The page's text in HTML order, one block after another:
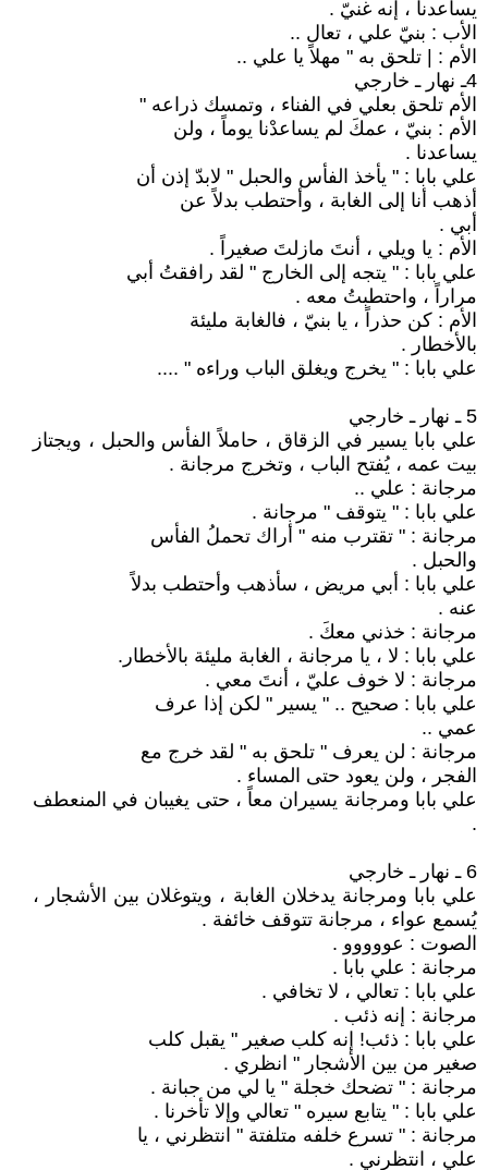
يساعدنا ، إنه غنيّ .
الأب : بنيّ علي ، تعال ..
الأم : | تلحق به " مهلاً يا علي ..
4ـ نهار ـ خارجي
الأم تلحق بعلي في الفناء ، وتمسك ذراعه "
الأم : بنيّ ، عمكَ لم يساعدْنا يوماً ، ولن
يساعدنا .
علي بابا : " يأخذ الفأس والحبل " لابدّ إذن أن
أذهب أنا إلى الغابة ، وأحتطب بدلاً عن
أبي .
الأم : يا ويلي ، أنتَ مازلتَ صغيراً .
علي بابا : " يتجه إلى الخارج " لقد رافقتُ أبي
مراراً ، واحتطبتُ معه .
الأم : كن حذراً ، يا بنيّ ، فالغابة مليئة
بالأخطار .
علي بابا : " يخرج ويغلق الباب وراءه " ....
5 ـ نهار ـ خارجي
علي بابا يسير في الزقاق ، حاملاً الفأس والحبل ، ويجتاز
بيت عمه ، يُفتح الباب ، وتخرج مرجانة .
مرجانة : علي ..
علي بابا : " يتوقف " مرجانة .
مرجانة : " تقترب منه " أراك تحملُ الفأس
والحبل .
علي بابا : أبي مريض ، سأذهب وأحتطب بدلاً
عنه .
مرجانة : خذني معكَ .
علي بابا : لا ، يا مرجانة ، الغابة مليئة بالأخطار.
مرجانة : لا خوف عليّ ، أنتَ معي .
علي بابا : صحيح .. " يسير " لكن إذا عرف
عمي ..
مرجانة : لن يعرف " تلحق به " لقد خرج مع
الفجر ، ولن يعود حتى المساء .
علي بابا ومرجانة يسيران معاً ، حتى يغيبان في المنعطف
.
6 ـ نهار ـ خارجي
علي بابا ومرجانة يدخلان الغابة ، ويتوغلان بين الأشجار ،
يُسمع عواء ، مرجانة تتوقف خائفة .
الصوت : عووووو .
مرجانة : علي بابا .
علي بابا : تعالي ، لا تخافي .
مرجانة : إنه ذئب .
علي بابا : ذئب! إنه كلب صغير " يقبل كلب
صغير من بين الأشجار " انظري .
مرجانة : " تضحك خجلة " يا لي من جبانة .
علي بابا : " يتابع سيره " تعالي وإلا تأخرنا .
مرجانة : " تسرع خلفه متلفتة " انتظرني ، يا
علي ، انتظرني .